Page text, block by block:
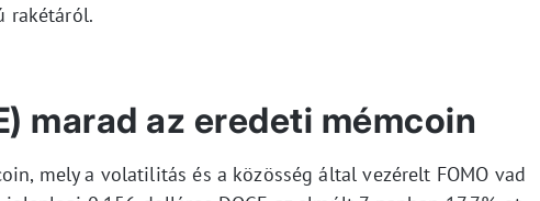
rakétáról.
marad az eredeti mémcoin
mely a volatilitás és a közösség által vezérelt FOMO vad